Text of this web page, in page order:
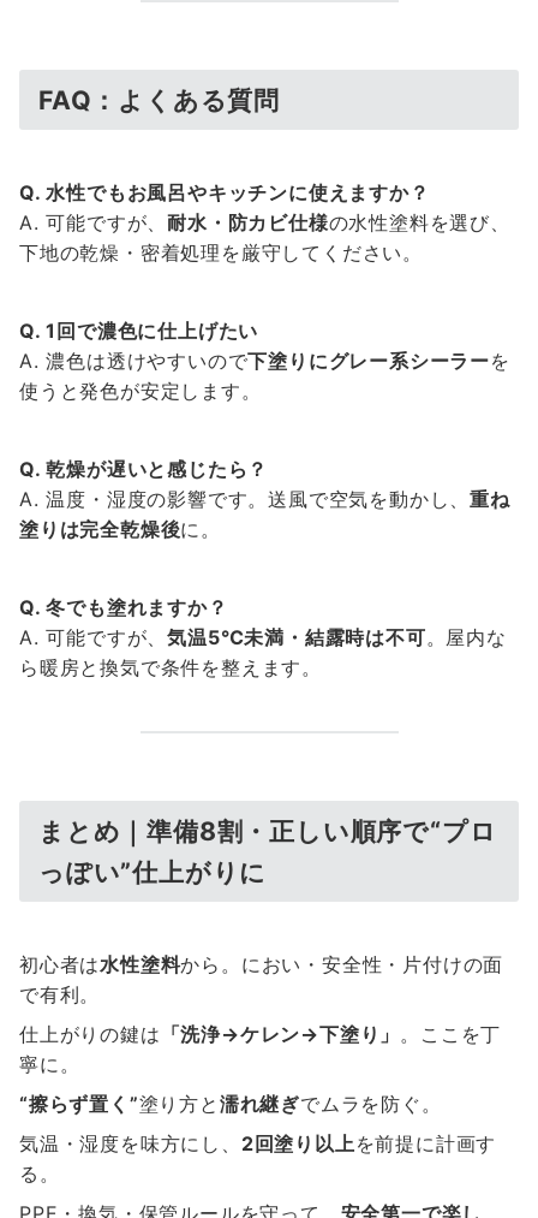
FAQ：よくある質問
Q. 水性でもお風呂やキッチンに使えますか？
A. 可能ですが、耐水・防カビ仕様の水性塗料を選び、
下地の乾燥・密着処理を厳守してください。
Q. 1回で濃色に仕上げたい
A. 濃色は透けやすいので下塗りにグレー系シーラーを
使うと発色が安定します。
Q. 乾燥が遅いと感じたら？
A. 温度・湿度の影響です。送風で空気を動かし、重ね
塗りは完全乾燥後に。
Q. 冬でも塗れますか？
A. 可能ですが、気温5℃未満・結露時は不可。屋内な
ら暖房と換気で条件を整えます。
まとめ｜準備8割・正しい順序で“プロ
っぽい”仕上がりに
初心者は水性塗料から。におい・安全性・片付けの面
で有利。
仕上がりの鍵は 「洗浄→ケレン→下塗り」 。ここを丁
寧に。
“擦らず置く”塗り方と 濡れ継ぎでムラを防ぐ。
気温・湿度を味方にし、 2回塗り以上を前提に計画す
る。